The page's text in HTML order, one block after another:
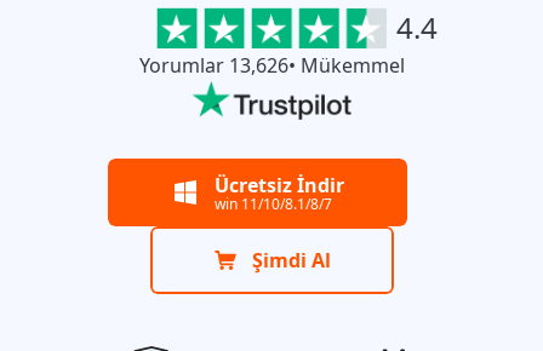
Yorumlar 13,626• Mükemmel
4.4
Ücretsiz İndir
win 11/10/8.1/8/7
Şimdi Al